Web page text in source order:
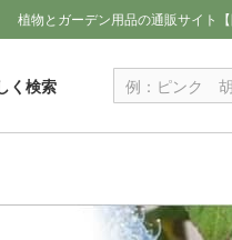
植物とガーデン用品の通販サイト
く検索